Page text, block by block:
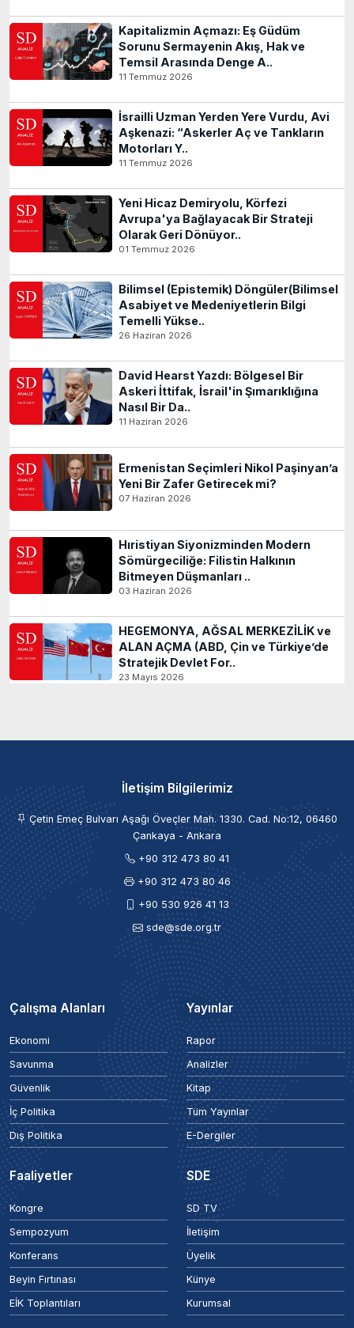
Kapitalizmin Açmazı: Eş Güdüm
Sorunu Sermayenin Akış, Hak ve
Temsil Arasında Denge A..
11 Temmuz 2026
İsrailli Uzman Yerden Yere Vurdu, Avi
Aşkenazi: “Askerler Aç ve Tankların
Motorları Y..
11 Temmuz 2026
Yeni Hicaz Demiryolu, Körfezi
Avrupa'ya Bağlayacak Bir Strateji
Olarak Geri Dönüyor..
01 Temmuz 2026
Bilimsel (Epistemik) Döngüler(Bilimsel
Asabiyet ve Medeniyetlerin Bilgi
Temelli Yükse..
26 Haziran 2026
David Hearst Yazdı: Bölgesel Bir
Askeri İttifak, İsrail'in Şımarıklığına
Nasıl Bir Da..
11 Haziran 2026
Ermenistan Seçimleri Nikol Paşinyan’a
Yeni Bir Zafer Getirecek mi?
07 Haziran 2026
Hıristiyan Siyonizminden Modern
Sömürgeciliğe: Filistin Halkının
Bitmeyen Düşmanları ..
03 Haziran 2026
HEGEMONYA, AĞSAL MERKEZİLİK ve
ALAN AÇMA (ABD, Çin ve Türkiye’de
Stratejik Devlet For..
23 Mayıs 2026
İletişim Bilgilerimiz
Çetin Emeç Bulvarı Aşağı Öveçler Mah. 1330. Cad. No:12, 06460
Çankaya - Ankara
+90 312 473 80 41
+90 312 473 80 46
+90 530 926 41 13
sde@sde.org.tr
Çalışma Alanları
Ekonomi
Savunma
Güvenlik
İç Politika
Dış Politika
Yayınlar
Rapor
Analizler
Kitap
Tüm Yayınlar
E-Dergiler
Faaliyetler
Kongre
Sempozyum
Konferans
Beyin Fırtınası
EİK Toplantıları
SDE
SD TV
İletişim
Üyelik
Künye
Kurumsal